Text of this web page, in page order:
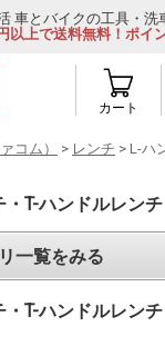
車とバイクの工具・洗
以上で送料無料！ポイ
カート
コム） > レンチ > L-ハ
・T-ハンドルレンチ
一覧をみる
・T-ハンドルレンチ